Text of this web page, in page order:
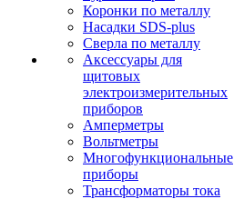
Коронки по металлу
Насадки SDS-plus
Сверла по металлу
Аксессуары для
щитовых
электроизмерительных
приборов
Амперметры
Вольтметры
Многофункциональные
приборы
Трансформаторы тока